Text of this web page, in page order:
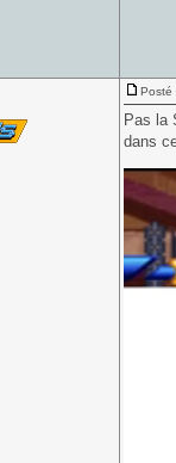
Posté
Pas la
dans